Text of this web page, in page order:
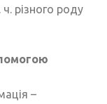
різного роду
–